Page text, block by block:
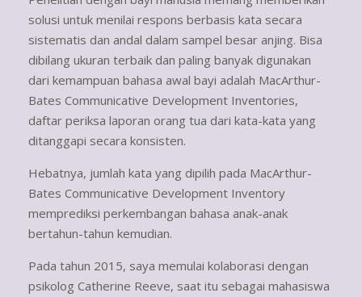
solusi untuk menilai respons berbasis kata secara
sistematis dan andal dalam sampel besar anjing. Bisa
dibilang ukuran terbaik dan paling banyak digunakan
dari kemampuan bahasa awal bayi adalah MacArthur-
Bates Communicative Development Inventories,
daftar periksa laporan orang tua dari kata-kata yang
ditanggapi secara konsisten.
Hebatnya, jumlah kata yang dipilih pada MacArthur-
Bates Communicative Development Inventory
memprediksi perkembangan bahasa anak-anak
bertahun-tahun kemudian.
Pada tahun 2015, saya memulai kolaborasi dengan
psikolog Catherine Reeve, saat itu sebagai mahasiswa